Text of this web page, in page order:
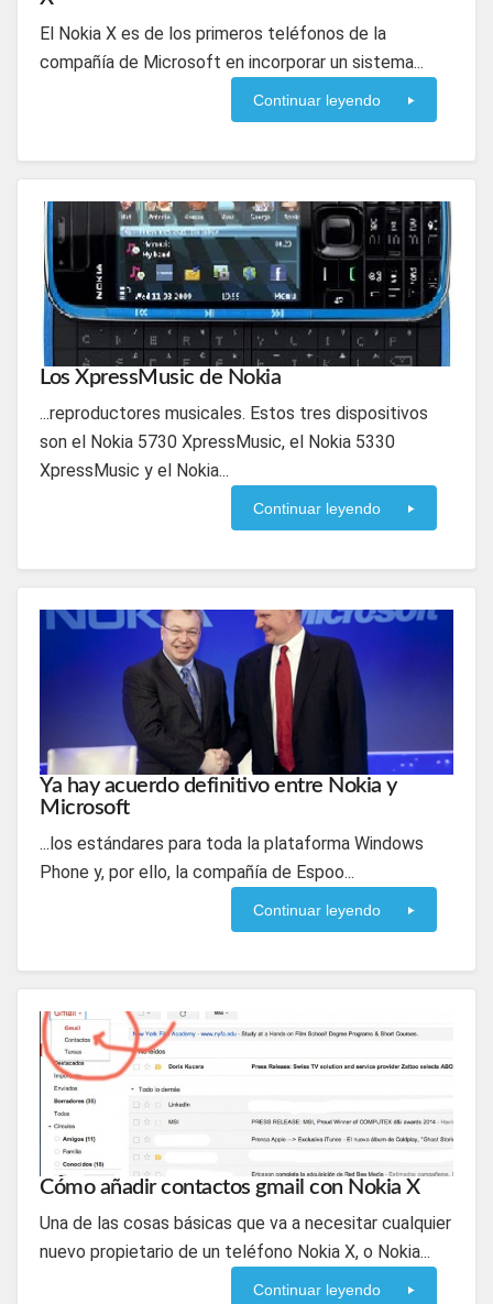
El Nokia X es de los primeros teléfonos de la
compañía de Microsoft en incorporar un sistema...
Continuar leyendo
Los XpressMusic de Nokia
...reproductores musicales. Estos tres dispositivos
son el Nokia 5730 XpressMusic, el Nokia 5330
XpressMusic y el Nokia...
Continuar leyendo
Ya hay acuerdo definitivo entre Nokia y
Microsoft
...los estándares para toda la plataforma Windows
Phone y, por ello, la compañía de Espoo...
Continuar leyendo
Cómo añadir contactos gmail con Nokia X
Una de las cosas básicas que va a necesitar cualquier
nuevo propietario de un teléfono Nokia X, o Nokia...
Continuar leyendo